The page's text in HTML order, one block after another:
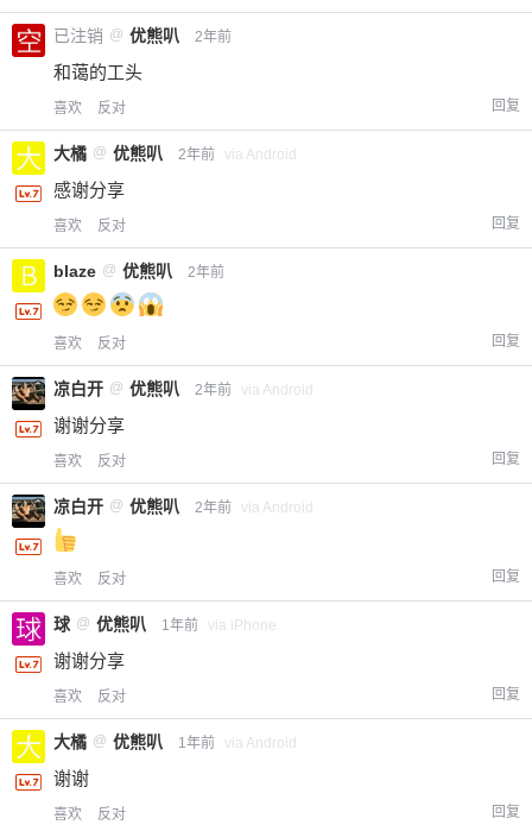
立刻支付
已注销 @ 优熊叭 2年前
和蔼的工头
喜欢 反对 回复
大橘 @ 优熊叭 2年前 via Android
感谢分享
喜欢 反对 回复
blaze @ 优熊叭 2年前
喜欢 反对 回复
凉白开 @ 优熊叭 2年前 via Android
谢谢分享
喜欢 反对 回复
凉白开 @ 优熊叭 2年前 via Android
喜欢 反对 回复
球 @ 优熊叭 1年前 via iPhone
谢谢分享
喜欢 反对 回复
大橘 @ 优熊叭 1年前 via Android
谢谢
喜欢 反对 回复
忘记密码？